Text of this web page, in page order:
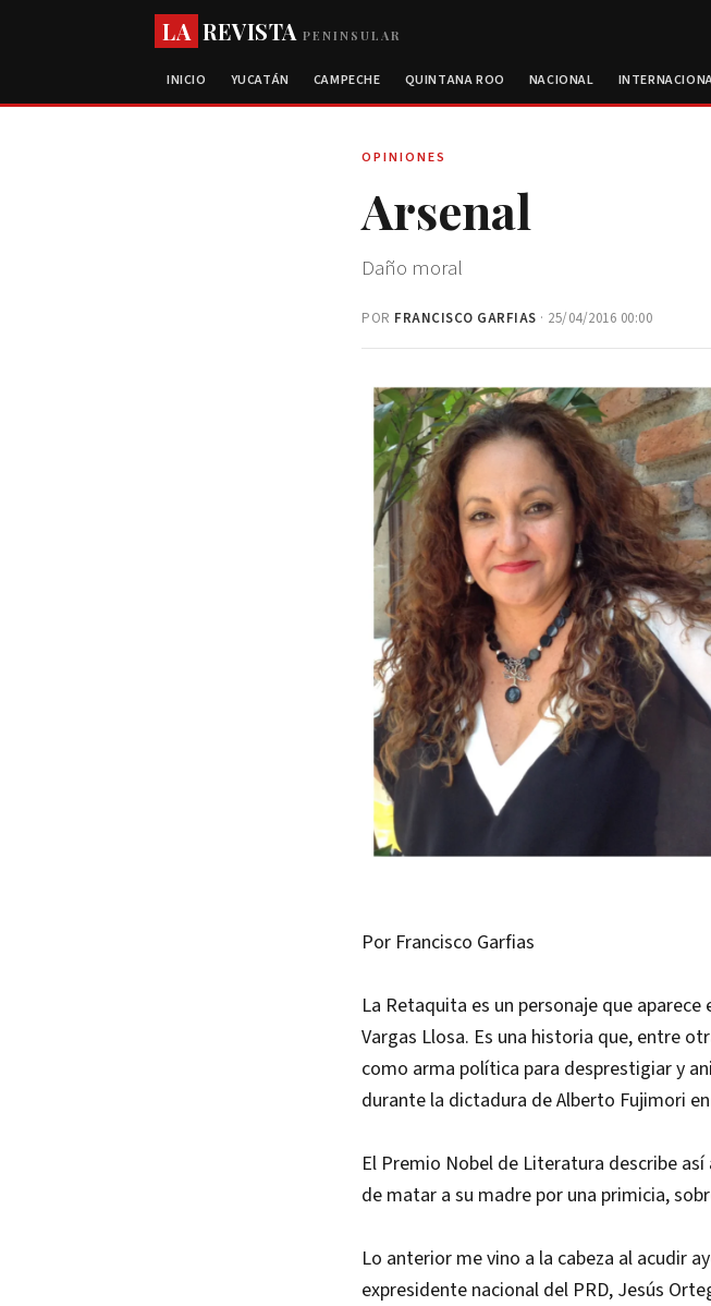
LA REVISTAPENINSULAR
INICIO YUCATÁN CAMPECHE QUINTANA ROO NACIONAL
OPINIONES
Arsenal
Daño moral
POR FRANCISCO GARFIAS · 25/04/2016 00:00
Por Francisco Garfias
La Retaquita es un personaje que
Vargas Llosa. Es una historia que, entre
como arma política para desprestigiar y
durante la dictadura de Alberto Fujimori
El Premio Nobel de Literatura describe
de matar a su madre por una primicia,
Lo anterior me vino a la cabeza al acudir
expresidente nacional del PRD, Jesús